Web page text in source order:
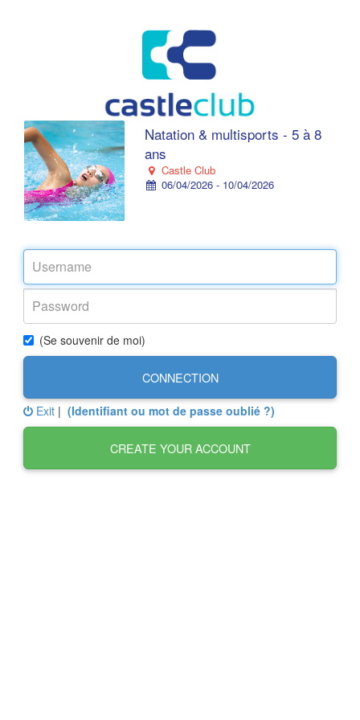
Natation & multisports - 5 à 8
ans
Castle Club
06/04/2026 - 10/04/2026
(Se souvenir de moi)
CONNECTION
Exit | (Identifiant ou mot de passe oublié ?)
CREATE YOUR ACCOUNT